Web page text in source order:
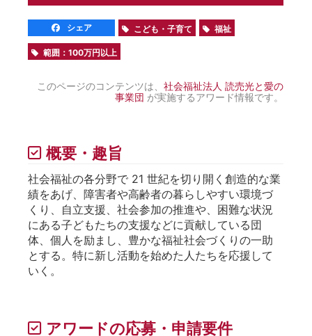
シェア こども・子育て 福祉
範囲：100万円以上
このページのコンテンツは、社会福祉法人 読売光と愛の
事業団 が実施するアワード情報です。
概要・趣旨
社会福祉の各分野で 21 世紀を切り開く創造的な業
績をあげ、障害者や高齢者の暮らしやすい環境づ
くり、自立支援、社会参加の推進や、困難な状況
にある子どもたちの支援などに貢献している団
体、個人を励まし、豊かな福祉社会づくりの一助
とする。特に新し活動を始めた人たちを応援して
いく。
アワードの応募・申請要件